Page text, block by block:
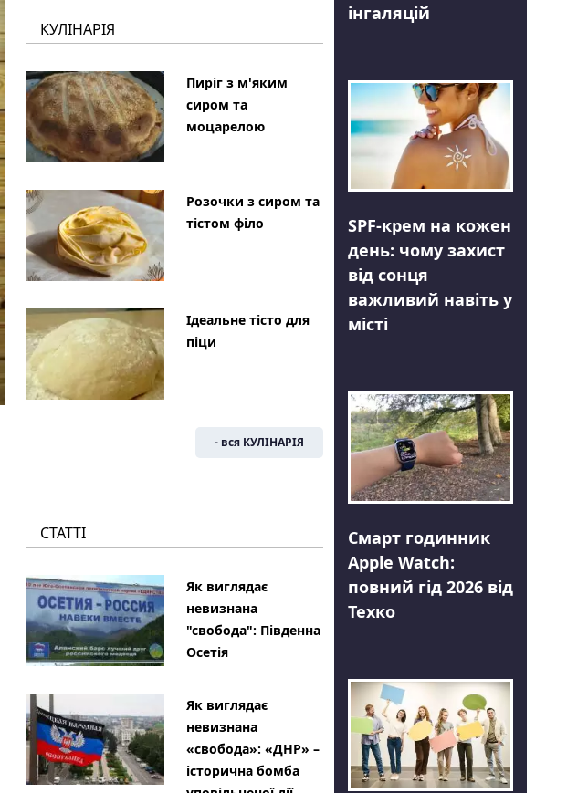
КУЛІНАРІЯ
Пиріг з м'яким
сиром та
моцарелою
Розочки з сиром та
тістом філо
Ідеальне тісто для
піци
- вся КУЛІНАРІЯ
СТАТТІ
Як виглядає
невизнана
"свобода": Південна
Осетія
Як виглядає
невизнана
«свобода»: «ДНР» –
історична бомба
інгаляцій
SPF-крем на кожен
день: чому захист
від сонця
важливий навіть у
місті
Смарт годинник
Apple Watch:
повний гід 2026 від
Техко